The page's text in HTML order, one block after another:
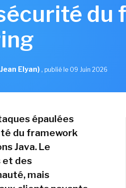
du
Elyan), publié le 09 Juin 2026
épaulées
du framework
Java. Le
et des
mais